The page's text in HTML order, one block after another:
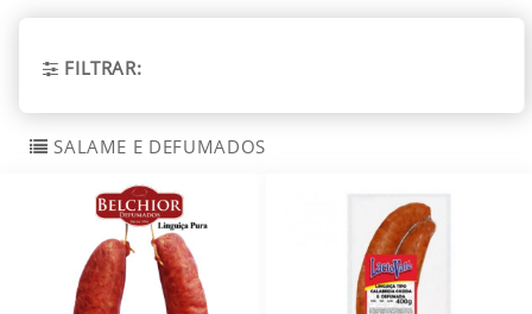
CARRINHO
FILTRAR:
SALAME E DEFUMADOS